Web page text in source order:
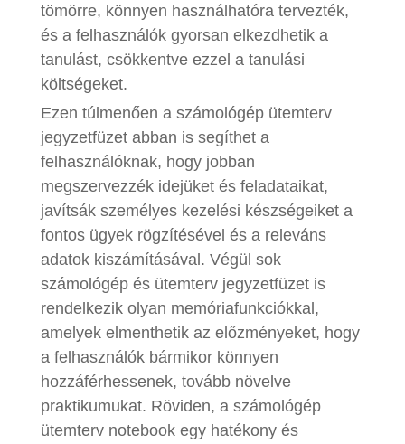
tömörre, könnyen használhatóra tervezték,
és a felhasználók gyorsan elkezdhetik a
tanulást, csökkentve ezzel a tanulási
költségeket.
Ezen túlmenően a számológép ütemterv
jegyzetfüzet abban is segíthet a
felhasználóknak, hogy jobban
megszervezzék idejüket és feladataikat,
javítsák személyes kezelési készségeiket a
fontos ügyek rögzítésével és a releváns
adatok kiszámításával. Végül sok
számológép és ütemterv jegyzetfüzet is
rendelkezik olyan memóriafunkciókkal,
amelyek elmenthetik az előzményeket, hogy
a felhasználók bármikor könnyen
hozzáférhessenek, tovább növelve
praktikumukat. Röviden, a számológép
ütemterv notebook egy hatékony és